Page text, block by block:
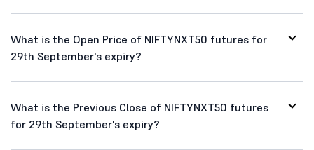
What is the Open Price of NIFTYNXT50 futures for
29th September's expiry?
What is the Previous Close of NIFTYNXT50 futures
for 29th September's expiry?